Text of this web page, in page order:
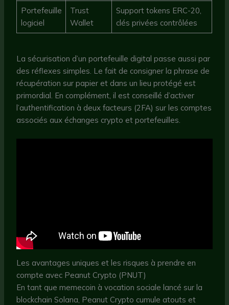
Portefeuille
logiciel
Trust
Wallet
Support tokens ERC-20,
clés privées contrôlées
La sécurisation d’un portefeuille digital passe aussi par
des réflexes simples. Le fait de consigner la phrase de
récupération sur papier et dans un lieu protégé est
primordial. En complément, il est conseillé d’activer
l’authentification à deux facteurs (2FA) sur les comptes
associés aux échanges crypto et portefeuilles.
Les avantages uniques et les risques à prendre en
compte avec Peanut Crypto (PNUT)
En tant que memecoin à vocation sociale lancé sur la
blockchain Solana, Peanut Crypto cumule atouts et